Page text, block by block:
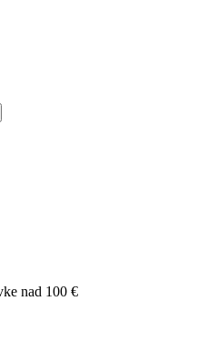
nad 100 €